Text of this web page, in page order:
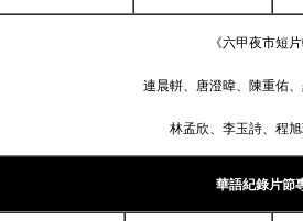
《六甲夜市短
連晨軿、唐澄暐、陳重佑
林孟欣、李玉詩、程
華語紀錄片節